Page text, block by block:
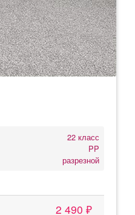
22 класс
PP
разрезной
2 490 ₽